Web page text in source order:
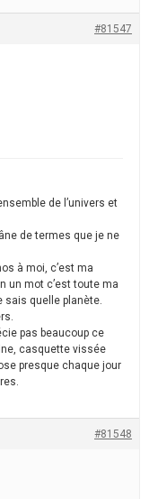
#81547
de l’univers et
de termes que je ne
à moi, c’est ma
un mot c’est toute ma
sais quelle planète.
pas beaucoup ce
casquette vissée
presque chaque jour
#81548